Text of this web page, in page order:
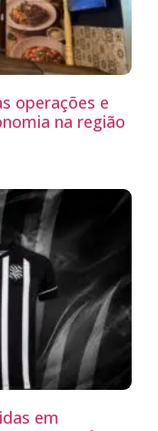
operações e
na região
em